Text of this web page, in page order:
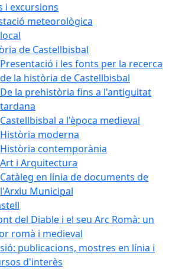
i excursions
meteorològica
de Castellbisbal
Presentació i les fonts per la recerca
de la història de Castellbisbal
De la prehistòria fins a l'antiguitat
tardana
Castellbisbal a l'època medieval
Història moderna
Història contemporània
Art i Arquitectura
Catàleg en línia de documents de
l'Arxiu Municipal
del Diable i el seu Arc Romà: un
romà i medieval
publicacions, mostres en línia i
d'interès